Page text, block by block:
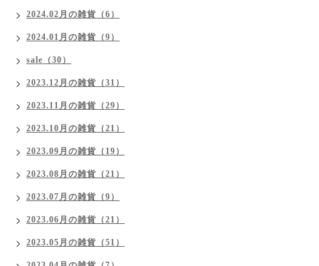
2024.02月の雑貨（6）
2024.01月の雑貨（9）
sale（30）
2023.12月の雑貨（31）
2023.11月の雑貨（29）
2023.10月の雑貨（21）
2023.09月の雑貨（19）
2023.08月の雑貨（21）
2023.07月の雑貨（9）
2023.06月の雑貨（21）
2023.05月の雑貨（51）